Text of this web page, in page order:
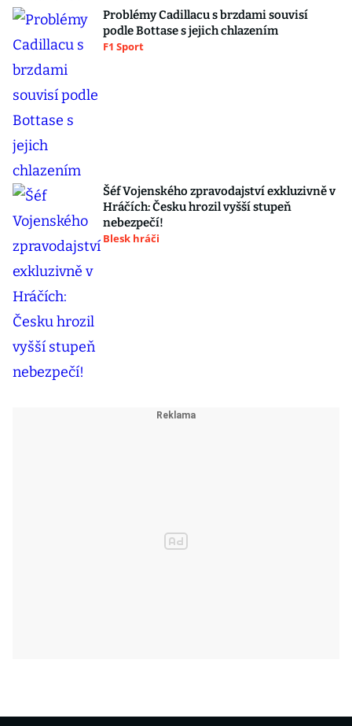
Problémy Cadillacu s brzdami souvisí
podle Bottase s jejich chlazením
F1 Sport
Šéf Vojenského zpravodajství exkluzivně v
Hráčích: Česku hrozil vyšší stupeň
nebezpečí!
Blesk hráči